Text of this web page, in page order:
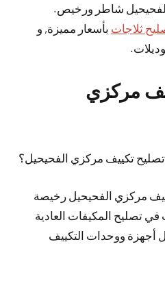
شاطر ورخيص.
ثلاجات بأسعار مميزة, و
مركزي
تكييف مركزي الفحيحيل؟
مركزي الفحيحيل رخيصة
تصليح المكيفات العادية
أجهزة ووحدات التكييف